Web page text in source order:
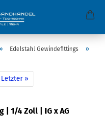
» Edelstahl Gewindefittings »
Letzter »
| 1/4 Zoll | IG x AG